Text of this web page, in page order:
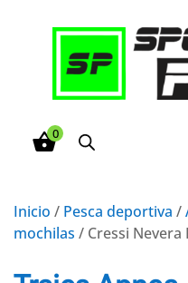
0
Inicio / Pesca deportiva /
mochilas / Cressi Nevera